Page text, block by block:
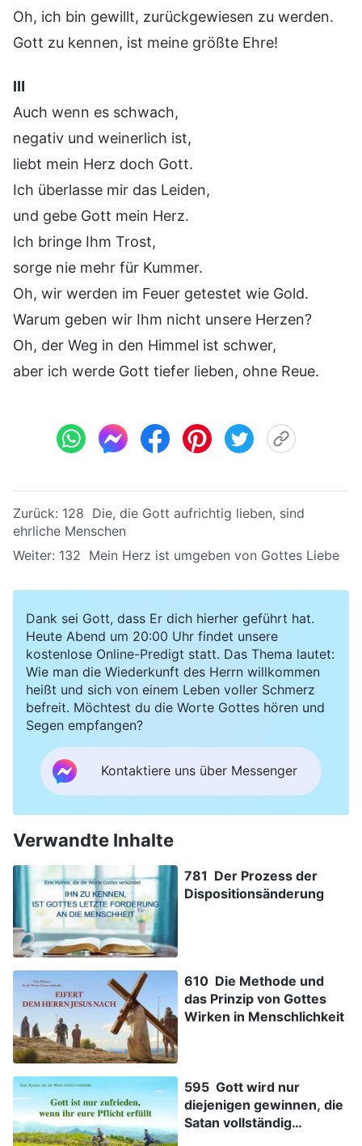
Oh, ich bin gewillt, zurückgewiesen zu werden.
Gott zu kennen, ist meine größte Ehre!
Ⅲ
Auch wenn es schwach,
negativ und weinerlich ist,
liebt mein Herz doch Gott.
Ich überlasse mir das Leiden,
und gebe Gott mein Herz.
Ich bringe Ihm Trost,
sorge nie mehr für Kummer.
Oh, wir werden im Feuer getestet wie Gold.
Warum geben wir Ihm nicht unsere Herzen?
Oh, der Weg in den Himmel ist schwer,
aber ich werde Gott tiefer lieben, ohne Reue.
Zurück: 128 Die, die Gott aufrichtig lieben, sind
ehrliche Menschen
Weiter: 132 Mein Herz ist umgeben von Gottes Liebe
Dank sei Gott, dass Er dich hierher geführt hat.
Heute Abend um 20:00 Uhr findet unsere
kostenlose Online-Predigt statt. Das Thema lautet:
Wie man die Wiederkunft des Herrn willkommen
heißt und sich von einem Leben voller Schmerz
befreit. Möchtest du die Worte Gottes hören und
Segen empfangen?
Kontaktiere uns über Messenger
Verwandte Inhalte
781 Der Prozess der
Dispositionsänderung
610 Die Methode und
das Prinzip von Gottes
Wirken in Menschlichkeit
595 Gott wird nur
diejenigen gewinnen, die
Satan vollständig